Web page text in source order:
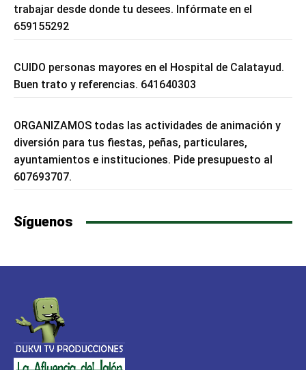
trabajar desde donde tu desees. Infórmate en el
659155292
CUIDO personas mayores en el Hospital de Calatayud.
Buen trato y referencias. 641640303
ORGANIZAMOS todas las actividades de animación y
diversión para tus fiestas, peñas, particulares,
ayuntamientos e instituciones. Pide presupuesto al
607693707.
Síguenos